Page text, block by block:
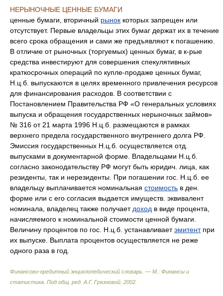
НЕРЫНОЧНЫЕ ЦЕННЫЕ БУМАГИ
ценные бумаги, вторичный рынок которых запрещен или
отсутствует. Первые владельцы этих бумаг держат их в течение
всего срока обращения и сами же предъявляют к погашению.
В отличие от рыночных (торгуемых) ценных бумаг, в к-рые
средства инвестируют для совершения спекулятивных
краткосрочных операций по купле-продаже ценных бумаг,
Н.ц.б. выпускаются в целях временного привлечения ресурсов
для финансирования расходов. В соответствии с
Постановлением Правительства РФ «О генеральных условиях
выпуска и обращения государственных нерыночных займов»
№ 316 от 21 марта 1996 Н.ц.б. размещаются в рамках
верхнего предела государственного внутреннего долга РФ.
Эмиссия государственных Н.ц.б. осуществляется отд.
выпусками в документарной форме. Владельцами Н.ц.б.
согласно законодательству РФ могут быть юридич. лица, как
резиденты, так и нерезиденты. При погашении гос. Н.ц.б. ее
владельцу выплачивается номинальная стоимость в ден.
форме или с его согласия выдается имуществ. эквивалент
номинала, владелец также получает доход в виде процента,
начисляемого к номинальной стоимости ценной бумаги.
Величину процентов по гос. Н.ц.б. устанавливаетэмитентпри
их выпуске. Выплата процентов осуществляется не реже
одного раза в год.
Финансово-кредитный энциклопедический словарь. — М.: Финансы и
статистика Под общ. ред. А.Г. Грязновой 2002